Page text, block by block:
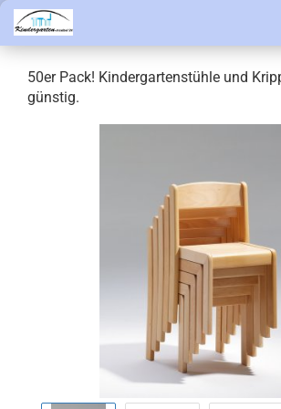
50er Pack! Kindergartenstühle und
günstig.